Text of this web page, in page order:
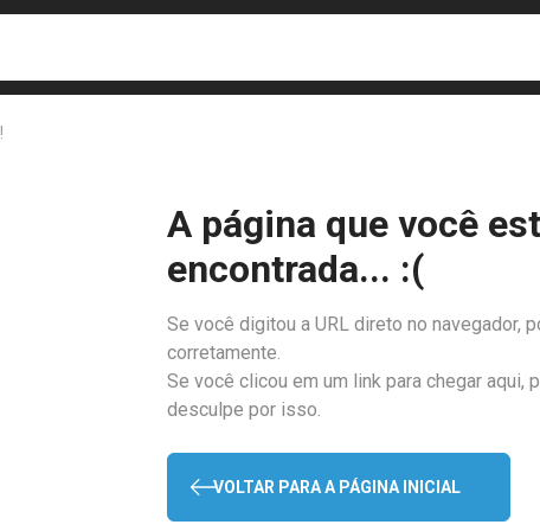
A página que você
encontrada... :(
Se você digitou a URL direto no navegador,
corretamente.
Se você clicou em um link para chegar
desculpe por isso.
VOLTAR PARA A PÁGINA INICIAL